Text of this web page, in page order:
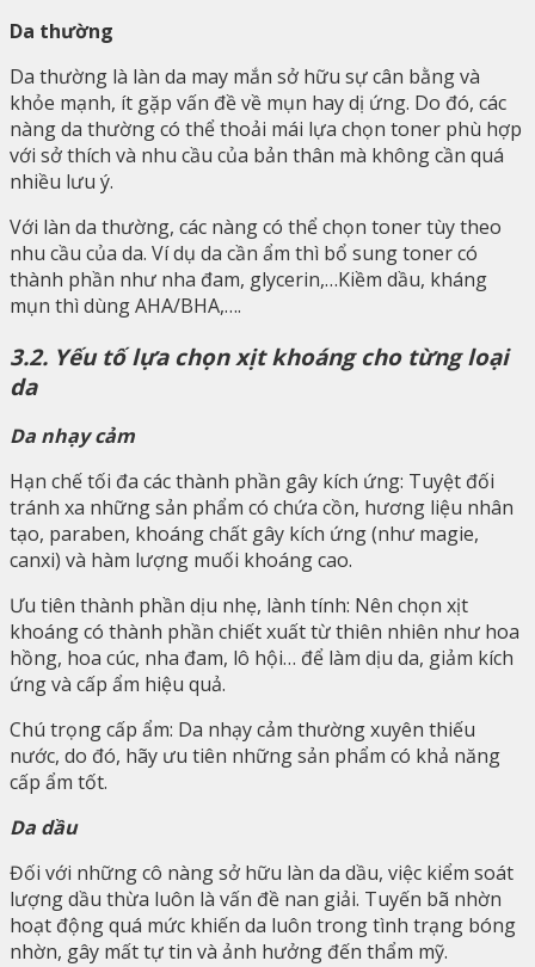
Da thường
Da thường là làn da may mắn sở hữu sự cân bằng và
khỏe mạnh, ít gặp vấn đề về mụn hay dị ứng. Do đó, các
nàng da thường có thể thoải mái lựa chọn toner phù hợp
với sở thích và nhu cầu của bản thân mà không cần quá
nhiều lưu ý.
Với làn da thường, các nàng có thể chọn toner tùy theo
nhu cầu của da. Ví dụ da cần ẩm thì bổ sung toner có
thành phần như nha đam, glycerin,…Kiềm dầu, kháng
mụn thì dùng AHA/BHA,….
3.2. Yếu tố lựa chọn xịt khoáng cho từng loại
da
Da nhạy cảm
Hạn chế tối đa các thành phần gây kích ứng: Tuyệt đối
tránh xa những sản phẩm có chứa cồn, hương liệu nhân
tạo, paraben, khoáng chất gây kích ứng (như magie,
canxi) và hàm lượng muối khoáng cao.
Ưu tiên thành phần dịu nhẹ, lành tính: Nên chọn xịt
khoáng có thành phần chiết xuất từ thiên nhiên như hoa
hồng, hoa cúc, nha đam, lô hội… để làm dịu da, giảm kích
ứng và cấp ẩm hiệu quả.
Chú trọng cấp ẩm: Da nhạy cảm thường xuyên thiếu
nước, do đó, hãy ưu tiên những sản phẩm có khả năng
cấp ẩm tốt.
Da dầu
Đối với những cô nàng sở hữu làn da dầu, việc kiểm soát
lượng dầu thừa luôn là vấn đề nan giải. Tuyến bã nhờn
hoạt động quá mức khiến da luôn trong tình trạng bóng
nhờn, gây mất tự tin và ảnh hưởng đến thẩm mỹ.